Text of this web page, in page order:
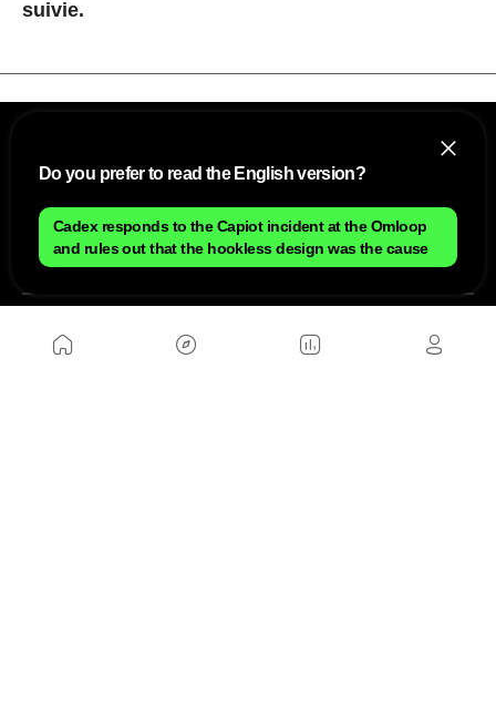
suivie.
Contact
Travailler avec nous
Do you prefer to read the English version?
Cadex responds to the Capiot incident at the Omloop
and rules out that the hookless design was the cause